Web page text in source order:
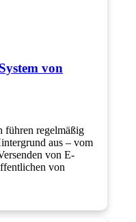
von
führen regelmäßig
aus – vom
von E-
von